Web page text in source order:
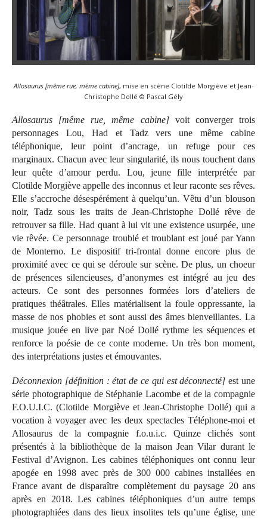
Allosaurus [même rue, même cabine], mise en scène Clotilde Morgiève et Jean-
Christophe Dollé © Pascal Gély
Allosaurus [même rue, même cabine]voit converger trois
personnages Lou, Had et Tadz vers une même cabine
téléphonique, leur point d’ancrage, un refuge pour ces
marginaux. Chacun avec leur singularité, ils nous touchent dans
leur quête d’amour perdu. Lou, jeune fille interprétée par
Clotilde Morgiève appelle des inconnus et leur raconte ses rêves.
Elle s’accroche désespérément à quelqu’un. Vêtu d’un blouson
noir, Tadz sous les traits de Jean-Christophe Dollé rêve de
retrouver sa fille. Had quant à lui vit une existence usurpée, une
vie rêvée. Ce personnage troublé et troublant est joué par Yann
de Monterno. Le dispositif tri-frontal donne encore plus de
proximité avec ce qui se déroule sur scène. De plus, un choeur
de présences silencieuses, d’anonymes est intégré au jeu des
acteurs. Ce sont des personnes formées lors d’ateliers de
pratiques théâtrales. Elles matérialisent la foule oppressante, la
masse de nos phobies et sont aussi des âmes bienveillantes. La
musique jouée en live par Noé Dollé rythme les séquences et
renforce la poésie de ce conte moderne. Un très bon moment,
des interprétations justes et émouvantes.
Déconnexion [définition : état de ce qui est déconnecté] est une
série photographique de Stéphanie Lacombe et de la compagnie
F.O.U.I.C. (Clotilde Morgiève et Jean-Christophe Dollé) qui a
vocation à voyager avec les deux spectacles Téléphone-moi et
Allosaurus de la compagnie f.o.u.i.c. Quinze clichés sont
présentés à la bibliothèque de la maison Jean Vilar durant le
Festival d’Avignon. Les cabines téléphoniques ont connu leur
apogée en 1998 avec près de 300 000 cabines installées en
France avant de disparaître complètement du paysage 20 ans
après en 2018. Les cabines téléphoniques d’un autre temps
photographiées dans des lieux insolites tels qu’une église, une